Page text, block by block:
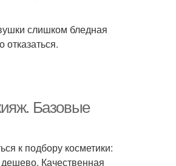
слишком бледная
Базовые
к подбору косметики:
Качественная